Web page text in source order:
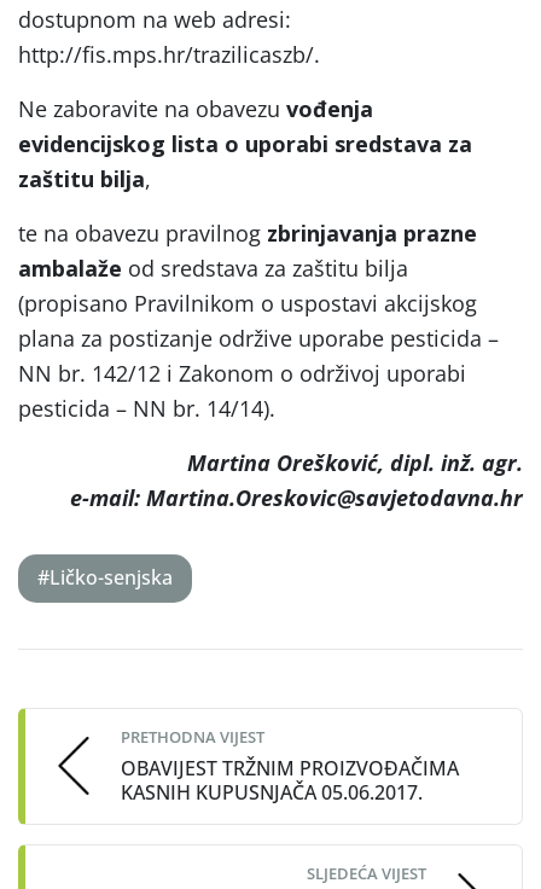
dostupnom na web adresi:
http://fis.mps.hr/trazilicaszb/.
Ne zaboravite na obavezu vođenja
evidencijskog lista o uporabi sredstava za
zaštitu bilja,
te na obavezu pravilnog zbrinjavanja prazne
ambalaže od sredstava za zaštitu bilja
(propisano Pravilnikom o uspostavi akcijskog
plana za postizanje održive uporabe pesticida –
NN br. 142/12 i Zakonom o održivoj uporabi
pesticida – NN br. 14/14).
Martina Orešković, dipl. inž. agr.
e-mail: Martina.Oreskovic@savjetodavna.hr
#Ličko-senjska
navigation
PRETHODNA VIJEST
OBAVIJEST TRŽNIM PROIZVOĐAČIMA
KASNIH KUPUSNJAČA 05.06.2017.
SLJEDEĆA VIJEST